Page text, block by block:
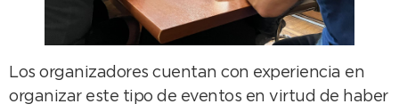
Los organizadores cuentan con experiencia en
organizar este tipo de eventos en virtud de haber